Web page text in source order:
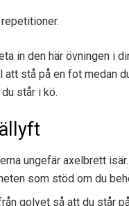
in den här övningen i
att stå på en fot medan
står i kö.
ungefär axelbrett
som stöd om du
golvet så att du står